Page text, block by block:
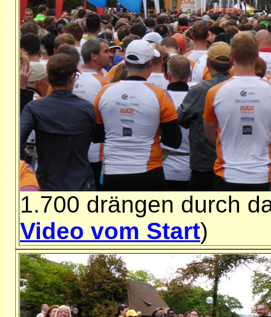
1.700 drängen durch
Video vom Start)